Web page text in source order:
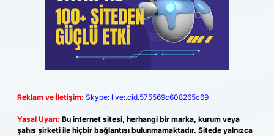
Reklam ve İletişim: Skype: live:.cid.575569c608265c69
Yasal Uyarı: Bu internet sitesi, herhangi bir marka, kurum veya
şahıs şirketi ile hiçbir bağlantısı bulunmamaktadır. Sitede yalnızca